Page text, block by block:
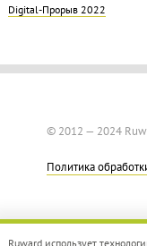
Digital-Прорыв 2022
© 2012 — 2024
Политика
Ruward использует